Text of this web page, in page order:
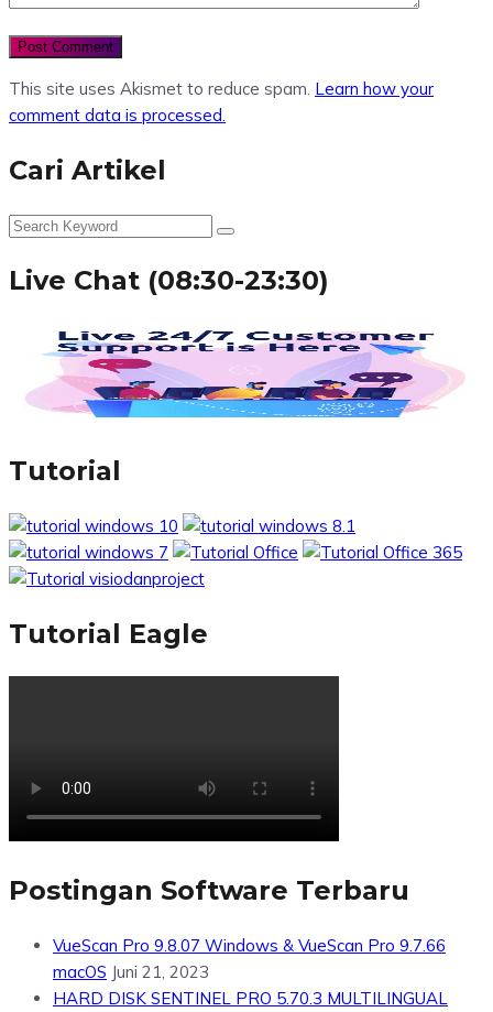
This site uses Akismet to reduce spam. Learn how your
comment data is processed.
Cari Artikel
Live Chat (08:30-23:30)
Tutorial
Tutorial Eagle
Postingan Software Terbaru
VueScan Pro 9.8.07 Windows & VueScan Pro 9.7.66
macOS Juni 21, 2023
HARD DISK SENTINEL PRO 5.70.3 MULTILINGUAL